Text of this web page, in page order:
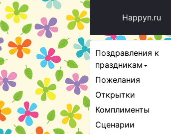
Happyn.ru
Поздравления к
праздникам
Пожелания
Открытки
Комплименты
Сценарии